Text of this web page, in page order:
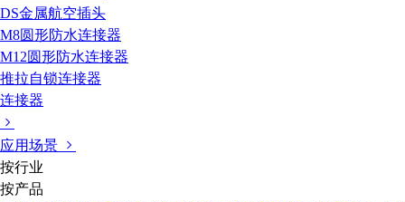
DS金属航空插头
M8圆形防水连接器
M12圆形防水连接器
推拉自锁连接器
连接器
应用场景
按行业
按产品